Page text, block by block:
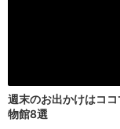
週末のお出かけはコ
物館8選